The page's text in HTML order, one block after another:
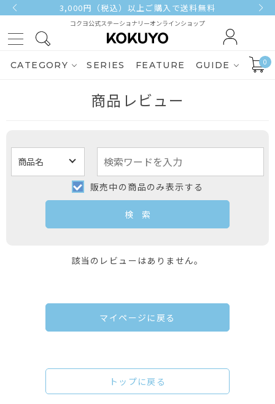
3,000円（税込）以上ご購入で送料無料
コクヨ公式ステーショナリーオンラインショップ
CATEGORY SERIES FEATURE GUIDE 0
商品レビュー
販売中の商品のみ表示する
該当のレビューはありません。
マイページに戻る
トップに戻る